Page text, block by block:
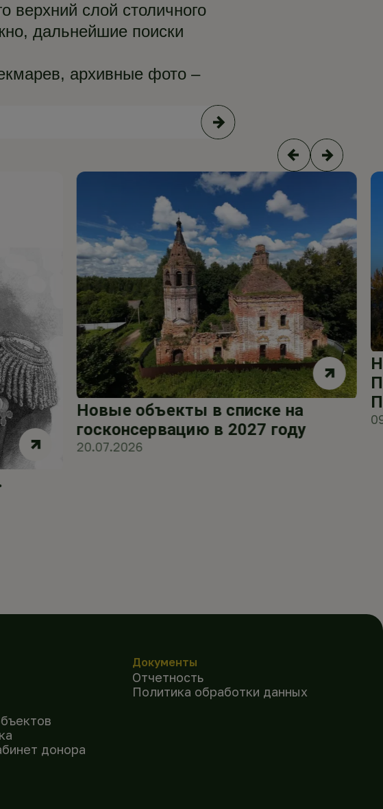
верхний слой столичного
дальнейшие поиски
архивные фото –
Новые объекты в списке на
госконсервацию в 2027 году
20.07.2026
донора
Документы
Отчетность
Политика обработки данных